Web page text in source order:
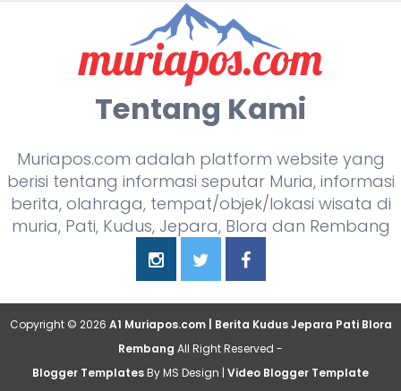
Tentang Kami
Muriapos.com adalah platform website yang
berisi tentang informasi seputar Muria, informasi
berita, olahraga, tempat/objek/lokasi wisata di
muria, Pati, Kudus, Jepara, Blora dan Rembang
Copyright © 2026 A1 Muriapos.com | Berita Kudus Jepara Pati Blora
Rembang All Right Reserved -
Blogger TemplatesBy MS Design | Video Blogger Template